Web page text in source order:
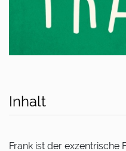
Inhalt
Frank ist der exzentrische